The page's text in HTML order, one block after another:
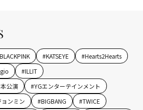
BLACKPINK #KATSEYE #Hearts2Hearts
#ILLIT
公演 #YGエンターテインメント
ンミン #BIGBANG #TWICE